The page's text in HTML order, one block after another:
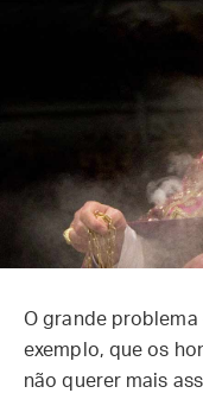
O grande
exemplo, que os
não querer mais